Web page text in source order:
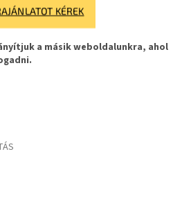
KÉREK
a másik weboldalunkra, ahol